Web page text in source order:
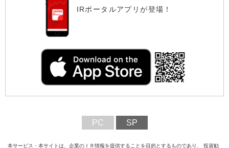
IRポータルアプリが登場！
PC SP
本サービス・本サイトは、企業のＩＲ情報を提供することを目的とするものであり、 投資勧